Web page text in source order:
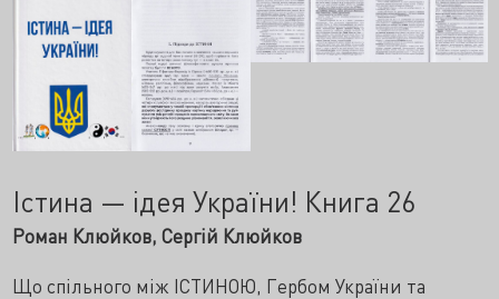
Істина — ідея України! Книга 26
Роман Клюйков, Сергій Клюйков
Що спільного між ІСТИНОЮ, Гербом України та